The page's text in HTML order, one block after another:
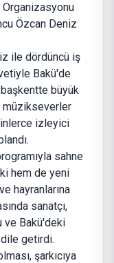
Organizasyonu
Özcan Deniz
ile dördüncü iş
Bakü'de
büyük
müzikseverler
izleyici
sahne
hem de yeni
hayranlarına
sanatçı,
Bakü'deki
getirdi.
şarkıcıya